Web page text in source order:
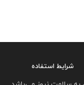
شرایط استفاده